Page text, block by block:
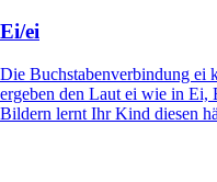
Ei/ei
Die Buchstabenverbindung ei
ergeben den Laut ei wie in Ei,
Bildern lernt Ihr Kind diesen